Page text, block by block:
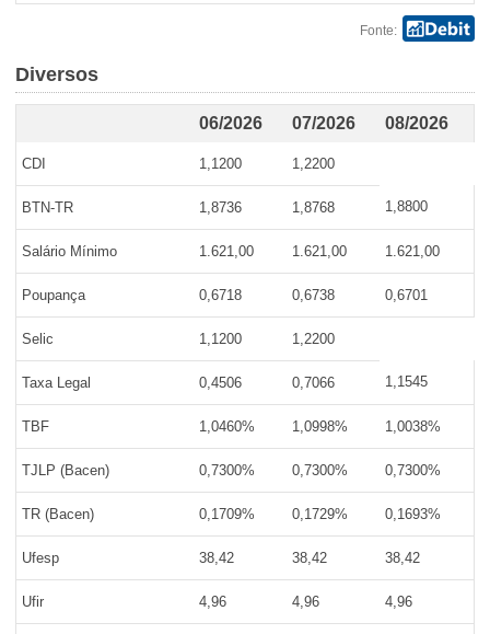
Fonte:
Diversos
06/2026 07/2026 08/2026
CDI 1,1200 1,2200
BTN-TR 1,8736 1,8768 1,8800
Salário Mínimo 1.621,00 1.621,00 1.621,00
Poupança 0,6718 0,6738 0,6701
Selic 1,1200 1,2200
Taxa Legal 0,4506 0,7066 1,1545
TBF 1,0460% 1,0998% 1,0038%
TJLP (Bacen) 0,7300% 0,7300% 0,7300%
TR (Bacen) 0,1709% 0,1729% 0,1693%
Ufesp 38,42 38,42 38,42
Ufir 4,96 4,96 4,96